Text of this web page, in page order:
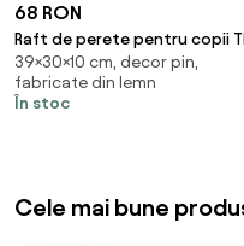
68 RON
Raft de perete pentru copii
39×30×10 cm, decor pin,
fabricate din lemn
În stoc
Cele mai bune